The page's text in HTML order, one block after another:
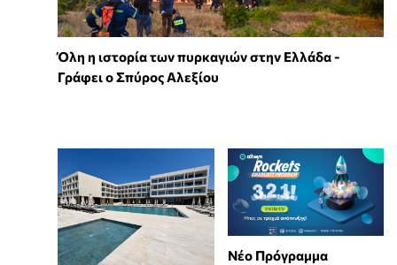
Όλη η ιστορία των πυρκαγιών στην Ελλάδα -
Γράφει ο Σπύρος Αλεξίου
Νέο Πρόγραμμα